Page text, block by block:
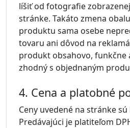
líšiť od fotografie
stránke. Takáto zmena
produktu sama osebe
tovaru ani dôvod na
produkt obsahovo, funkčne
zhodný s objednaným
4. Cena a platobné
Ceny uvedené na stránke sú
Predávajúci je platiteľom